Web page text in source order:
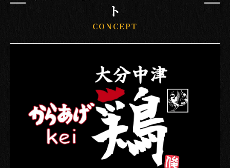
ト
CONCEPT